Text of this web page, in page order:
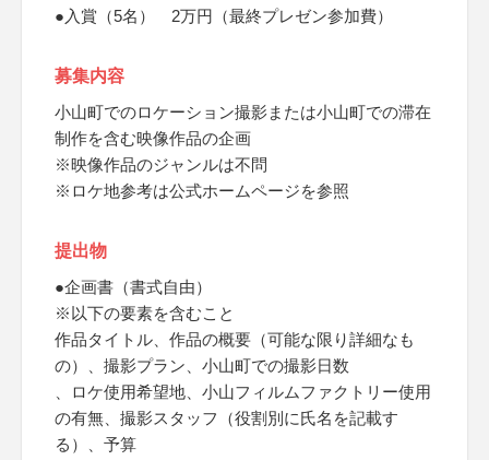
●入賞（5名） 2万円（最終プレゼン参加費）
募集内容
小山町でのロケーション撮影または小山町での滞在
制作を含む映像作品の企画
※映像作品のジャンルは不問
※ロケ地参考は公式ホームページを参照
提出物
●企画書（書式自由）
※以下の要素を含むこと
作品タイトル、作品の概要（可能な限り詳細なも
の）、撮影プラン、小山町での撮影日数
、ロケ使用希望地、小山フィルムファクトリー使用
の有無、撮影スタッフ（役割別に氏名を記載す
る）、予算